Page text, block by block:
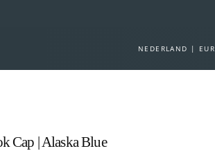
NEDERLAND | EUR
Cap | Alaska Blue